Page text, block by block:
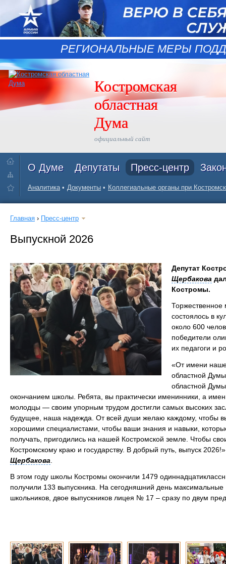
РЕГИОНАЛЬНЫЕ МЕРЫ
Костромская
областная
Дума
официальный сайт
О Думе Депутаты Пресс-центр
Аналитика Документы Коллегиальные органы при
Главная › Пресс-центр
Выпускной 2026
Депутат
Щербакова
Костромы.
Торжественное
состоялось в
около 600
победители
их педагоги и
«От имени
областной
областной
окончанием школы. Ребята, вы практически именинники, а
молодцы — своим упорным трудом достигли самых высоких
будущее, наша надежда. От всей души желаю каждому, чтобы
хорошими специалистами, чтобы ваши знания и навыки,
получать, пригодились на нашей Костромской земле. Чтобы
Костромскому краю и государству. В добрый путь, выпуск
Щербакова
В этом году школы Костромы окончили 1479
получили 133 выпускника. На сегодняшний день
школьников, двое выпускников лицея № 17 – сразу по двум